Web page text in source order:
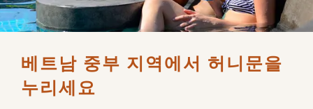
베트남 중부 지역에서 허니문을
누리세요